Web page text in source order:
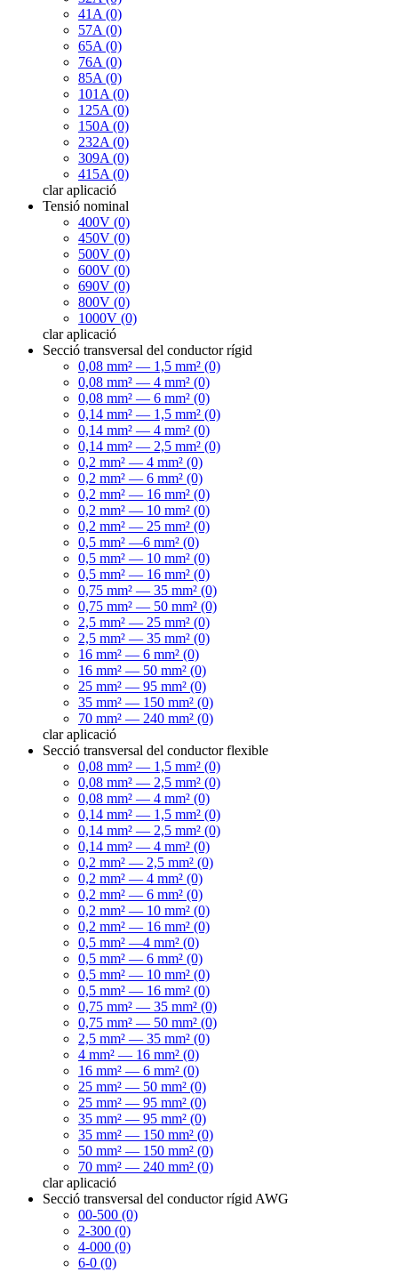
41A (0)
57A (0)
65A (0)
76A (0)
85A (0)
101A (0)
125A (0)
150A (0)
232A (0)
309A (0)
415A (0)
clar aplicació
Tensió nominal
400V (0)
450V (0)
500V (0)
600V (0)
690V (0)
800V (0)
1000V (0)
clar aplicació
Secció transversal del conductor rígid
0,08 mm² — 1,5 mm² (0)
0,08 mm² — 4 mm² (0)
0,08 mm² — 6 mm² (0)
0,14 mm² — 1,5 mm² (0)
0,14 mm² — 4 mm² (0)
0,14 mm² — 2,5 mm² (0)
0,2 mm² — 4 mm² (0)
0,2 mm² — 6 mm² (0)
0,2 mm² — 16 mm² (0)
0,2 mm² — 10 mm² (0)
0,2 mm² — 25 mm² (0)
0,5 mm² —6 mm² (0)
0,5 mm² — 10 mm² (0)
0,5 mm² — 16 mm² (0)
0,75 mm² — 35 mm² (0)
0,75 mm² — 50 mm² (0)
2,5 mm² — 25 mm² (0)
2,5 mm² — 35 mm² (0)
16 mm² — 6 mm² (0)
16 mm² — 50 mm² (0)
25 mm² — 95 mm² (0)
35 mm² — 150 mm² (0)
70 mm² — 240 mm² (0)
clar aplicació
Secció transversal del conductor flexible
0,08 mm² — 1,5 mm² (0)
0,08 mm² — 2,5 mm² (0)
0,08 mm² — 4 mm² (0)
0,14 mm² — 1,5 mm² (0)
0,14 mm² — 2,5 mm² (0)
0,14 mm² — 4 mm² (0)
0,2 mm² — 2,5 mm² (0)
0,2 mm² — 4 mm² (0)
0,2 mm² — 6 mm² (0)
0,2 mm² — 10 mm² (0)
0,2 mm² — 16 mm² (0)
0,5 mm² —4 mm² (0)
0,5 mm² — 6 mm² (0)
0,5 mm² — 10 mm² (0)
0,5 mm² — 16 mm² (0)
0,75 mm² — 35 mm² (0)
0,75 mm² — 50 mm² (0)
2,5 mm² — 35 mm² (0)
4 mm² — 16 mm² (0)
16 mm² — 6 mm² (0)
25 mm² — 50 mm² (0)
25 mm² — 95 mm² (0)
35 mm² — 95 mm² (0)
35 mm² — 150 mm² (0)
50 mm² — 150 mm² (0)
70 mm² — 240 mm² (0)
clar aplicació
Secció transversal del conductor rígid AWG
00-500 (0)
2-300 (0)
4-000 (0)
6-0 (0)